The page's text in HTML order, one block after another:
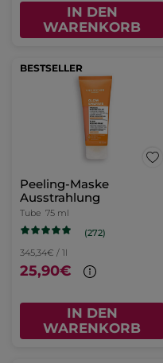
IN DEN
WARENKORB
BESTSELLER
Peeling-Maske
Ausstrahlung
Tube 75 ml
(272)
345,34€ / 1l
25,90€
IN DEN
WARENKORB